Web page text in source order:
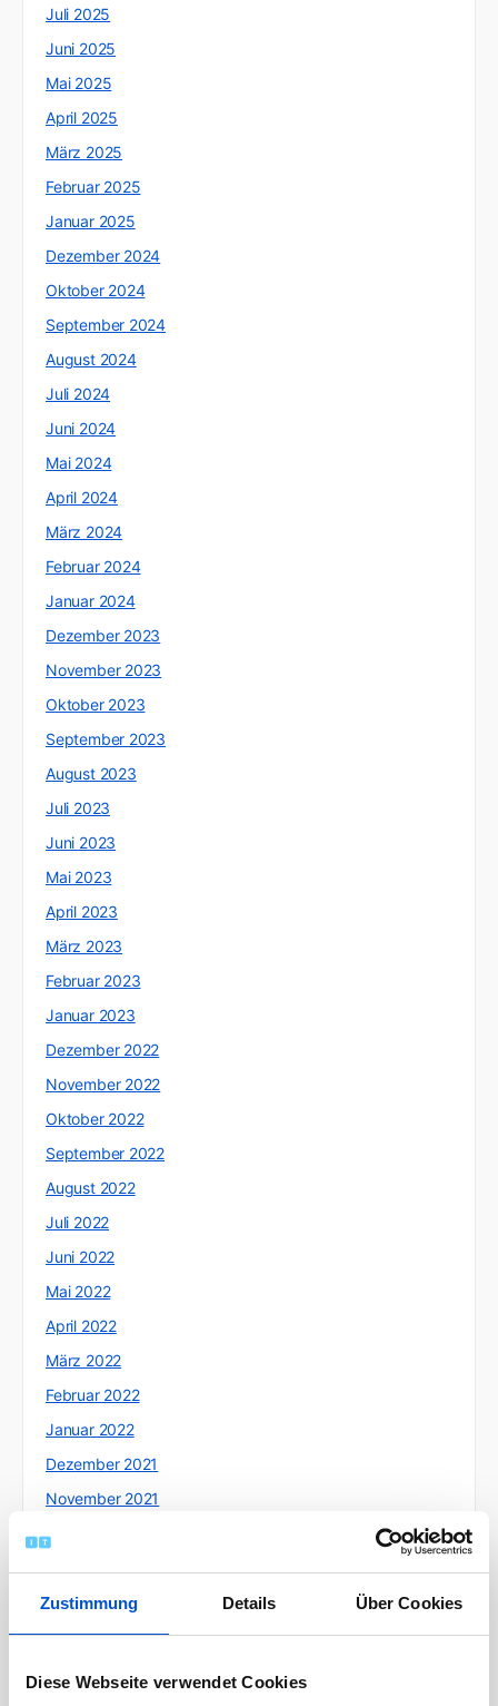
Zustimmung Details Über Cookies
Diese Webseite verwendet Cookies
Juli 2025
Juni 2025
Mai 2025
April 2025
März 2025
Februar 2025
Januar 2025
Dezember 2024
Oktober 2024
September 2024
August 2024
Juli 2024
Juni 2024
Mai 2024
April 2024
März 2024
Februar 2024
Januar 2024
Dezember 2023
November 2023
Oktober 2023
September 2023
August 2023
Juli 2023
Juni 2023
Mai 2023
April 2023
März 2023
Februar 2023
Januar 2023
Dezember 2022
November 2022
Oktober 2022
September 2022
August 2022
Juli 2022
Juni 2022
Mai 2022
April 2022
März 2022
Februar 2022
Januar 2022
Dezember 2021
November 2021
Oktober 2021
August 2021
Juli 2021